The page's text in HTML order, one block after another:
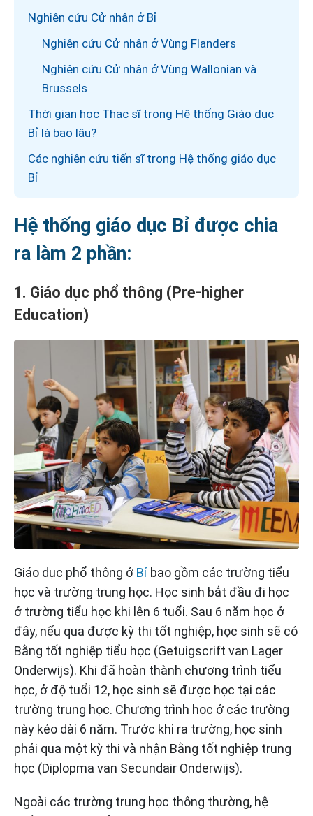
Nghiên cứu Cử nhân ở Bỉ
Nghiên cứu Cử nhân ở Vùng Flanders
Nghiên cứu Cử nhân ở Vùng Wallonian và
Brussels
Thời gian học Thạc sĩ trong Hệ thống Giáo dục
Bỉ là bao lâu?
Các nghiên cứu tiến sĩ trong Hệ thống giáo dục
Bỉ
Hệ thống giáo dục Bỉ được chia
ra làm 2 phần:
1. Giáo dục phổ thông (Pre-higher
Education)
Giáo dục phổ thông ở Bỉ bao gồm các trường tiểu
học và trường trung học. Học sinh bắt đầu đi học
ở trường tiểu học khi lên 6 tuổi. Sau 6 năm học ở
đây, nếu qua được kỳ thi tốt nghiệp, học sinh sẽ có
Bằng tốt nghiệp tiểu học (Getuigscrift van Lager
Onderwijs). Khi đã hoàn thành chương trình tiểu
học, ở độ tuổi 12, học sinh sẽ được học tại các
trường trung học. Chương trình học ở các trường
này kéo dài 6 năm. Trước khi ra trường, học sinh
phải qua một kỳ thi và nhận Bằng tốt nghiệp trung
học (Diplopma van Secundair Onderwijs).
Ngoài các trường trung học thông thường, hệ